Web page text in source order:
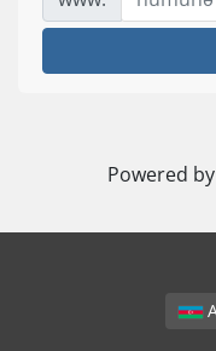
Powered by